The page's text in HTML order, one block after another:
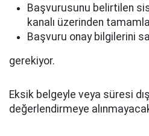
Başvurusunu belirtilen
kanalı üzerinden
Başvuru onay bilgilerini
gerekiyor.
Eksik belgeyle veya süresi
değerlendirmeye